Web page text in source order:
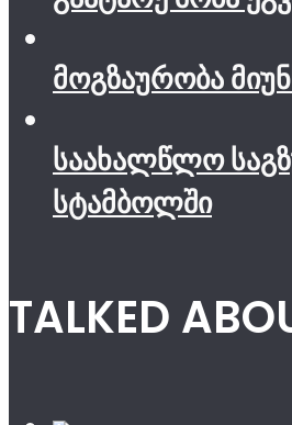
მოგზაურობა
საახალწლო
სტამბოლში
TALKED